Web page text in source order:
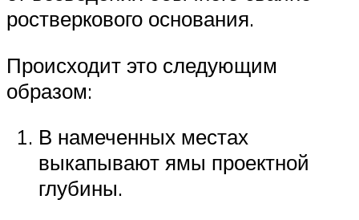
ростверкового основания.
Происходит это следующим
образом:
В намеченных местах
выкапывают ямы проектной
глубины.